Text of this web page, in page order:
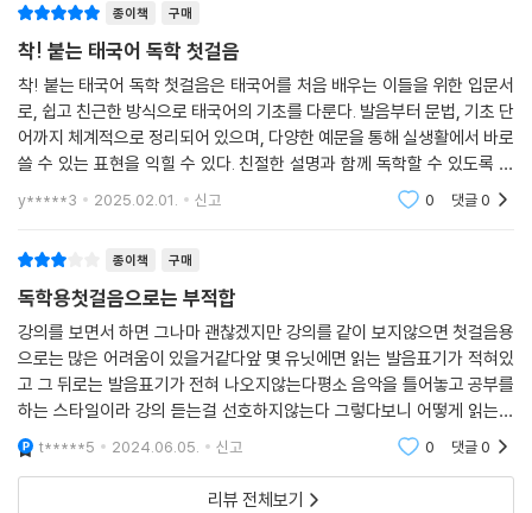
종이책 구매
착! 붙는 태국어 독학 첫걸음
착! 붙는 태국어 독학 첫걸음은 태국어를 처음 배우는 이들을 위한 입문서
로, 쉽고 친근한 방식으로 태국어의 기초를 다룬다. 발음부터 문법, 기초 단
어까지 체계적으로 정리되어 있으며, 다양한 예문을 통해 실생활에서 바로
쓸 수 있는 표현을 익힐 수 있다. 친절한 설명과 함께 독학할 수 있도록 구
성되어 있어 태국어에 대한 막연한 두려움을 덜고 자신감을 가질 수 있다.
태국어를
y*****3 2025.02.01. 신고 0 댓글0
종이책 구매
독학용첫걸음으로는 부적합
강의를 보면서 하면 그나마 괜찮겠지만 강의를 같이 보지않으면 첫걸음용
으로는 많은 어려움이 있을거같다앞 몇 유닛에면 읽는 발음표기가 적혀있
고 그 뒤로는 발음표기가 전혀 나오지않는다평소 음악을 틀어놓고 공부를
하는 스타일이라 강의 듣는걸 선호하지않는다 그렇다보니 어떻게 읽는건
지를 몰라 검색을 계속 하게된다 강의를 결국 들어야만 책을 어느정도 수
월하게 볼수있는데 다
t*****5 2024.06.05. 신고 0 댓글0
리뷰 전체보기